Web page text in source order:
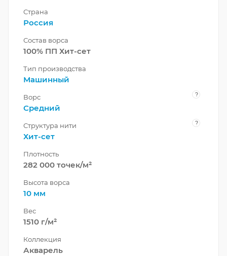
Страна
Россия
Состав ворса
100% ПП Хит-сет
Тип производства
Машинный
Ворс ?
Средний
Структура нити ?
Хит-сет
Плотность
282 000 точек/м²
Высота ворса
10 мм
Вес
1510 г/м²
Коллекция
Акварель